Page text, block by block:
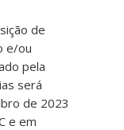
de
e/ou
pela
será
de 2023
e em